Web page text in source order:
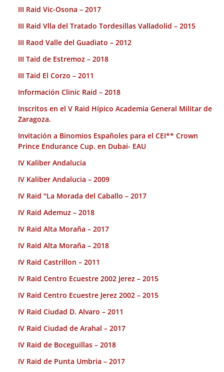
III Raid Vic-Osona – 2017
III Raid Vlla del Tratado Tordesillas Valladolid – 2015
III Raod Valle del Guadiato – 2012
III Taid de Estremoz – 2018
III Taid El Corzo – 2011
Información Clinic Raid – 2018
Inscritos en el V Raid Hípico Academia General Militar de
Zaragoza.
Invitación a Binomios Españoles para el CEI** Crown
Prince Endurance Cup. en Dubai- EAU
IV Kaliber Andalucia
IV Kaliber Andalucia – 2009
IV Raid "La Morada del Caballo – 2017
IV Raid Ademuz – 2018
IV Raid Alta Moraña – 2017
IV Raid Alta Moraña – 2018
IV Raid Castrillon – 2011
IV Raid Centro Ecuestre 2002 Jerez – 2015
IV Raid Centro Ecuestre Jerez 2002 – 2015
IV Raid Ciudad D. Alvaro – 2011
IV Raid Ciudad de Arahal – 2017
IV Raid de Boceguillas – 2018
IV Raid de Punta Umbria – 2017